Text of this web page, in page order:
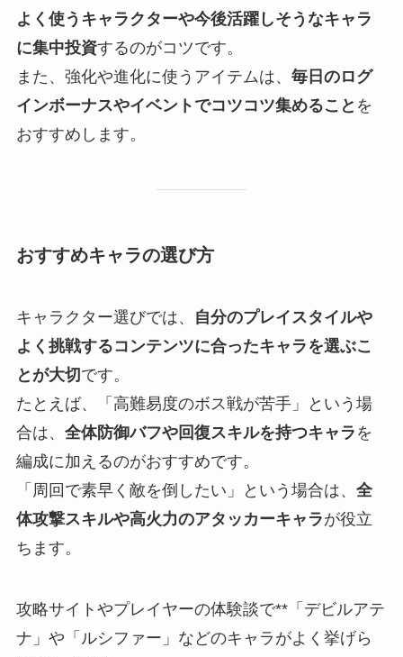
よく使うキャラクターや今後活躍しそうなキャラ
に集中投資するのがコツです。
また、強化や進化に使うアイテムは、 毎日のログ
インボーナスやイベントでコツコツ集めること を
おすすめします。
おすすめキャラの選び方
キャラクター選びでは、
自分のプレイスタイルや
よく挑戦するコンテンツに合ったキャラを選ぶこ
とが大切 です。
たとえば、「高難易度のボス戦が苦手」という場
合は、 全体防御バフや回復スキルを持つキャラ を
編成に加えるのがおすすめです。
「周回で素早く敵を倒したい」という場合は、 全
体攻撃スキルや高火力のアタッカーキャラが役立
ちます。
攻略サイトやプレイヤーの体験談で**「デビルアテ
ナ」や「ルシファー」などのキャラがよく挙げら